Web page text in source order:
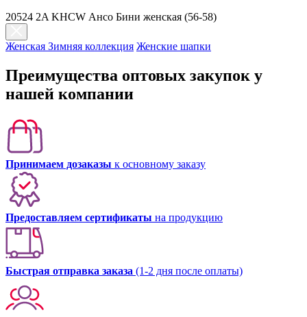
20524 2A KHCW Ансо Бини женская (56-58)
Женская Зимняя коллекция Женские шапки
Преимущества оптовых закупок у
нашей компании
Принимаем дозаказы к основному заказу
Предоставляем сертификаты на продукцию
Быстрая отправка заказа (1-2 дня после оплаты)